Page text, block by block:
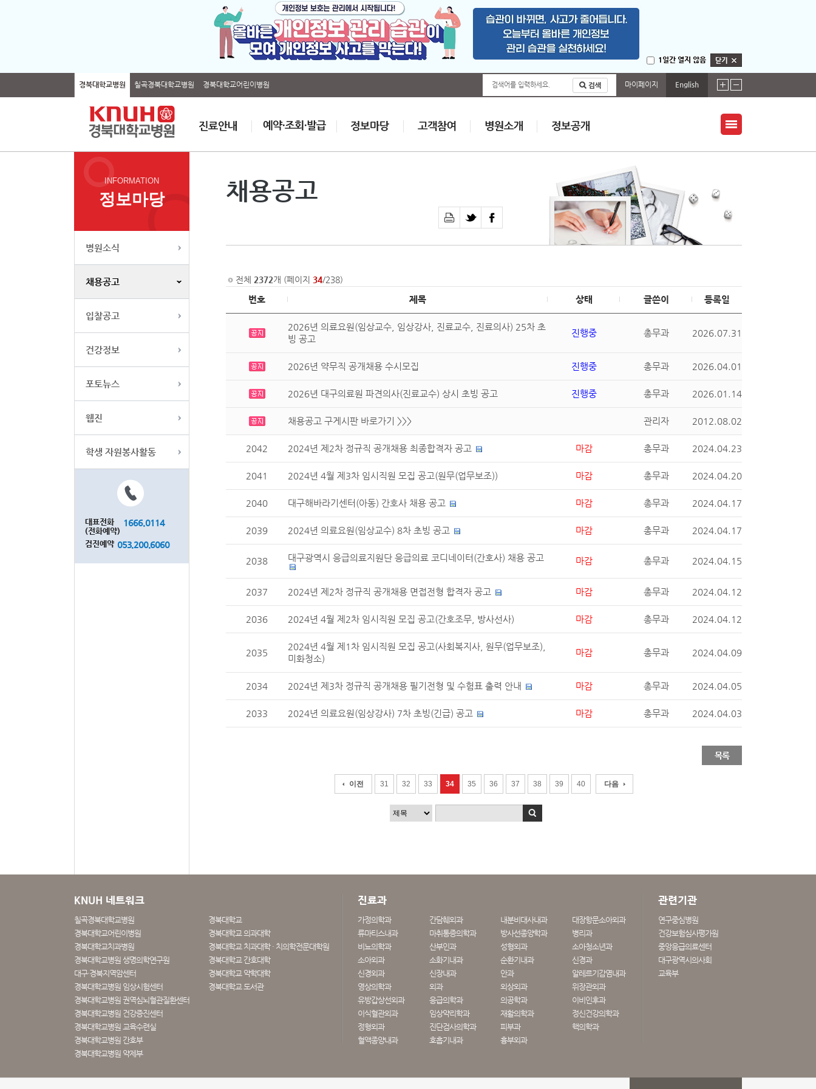
1일간 열지 않음
경북대학교병원 칠곡경북대학교병원 경북대학교어린이병원 검색어를 입력하세요. 마이페이지 English
INFORMATION
정보마당
병원소식
채용공고
입찰공고
건강정보
포토뉴스
웹진
학생 자원봉사활동
대표전화
(전화예약)
1666.0114
검진예약 053.200.6060
채용공고
전체 2372개 (페이지 34/238)
번호 제목 상태 글쓴이 등록일
2026년 의료요원(임상교수, 임상강사, 진료교수, 진료의사) 25차 초
빙 공고
진행중 총무과 2026.07.31
2026년 약무직 공개채용 수시모집 진행중 총무과 2026.04.01
2026년 대구의료원 파견의사(진료교수) 상시 초빙 공고 진행중 총무과 2026.01.14
채용공고 구게시판 바로가기 >>> 관리자 2012.08.02
2042 2024년 제2차 정규직 공개채용 최종합격자 공고 마감 총무과 2024.04.23
2041 2024년 4월 제3차 임시직원 모집 공고(원무(업무보조)) 마감 총무과 2024.04.20
2040 대구해바라기센터(아동) 간호사 채용 공고 마감 총무과 2024.04.17
2039 2024년 의료요원(임상교수) 8차 초빙 공고 마감 총무과 2024.04.17
2038 대구광역시 응급의료지원단 응급의료 코디네이터(간호사) 채용 공고 마감 총무과 2024.04.15
2037 2024년 제2차 정규직 공개채용 면접전형 합격자 공고 마감 총무과 2024.04.12
2036 2024년 4월 제2차 임시직원 모집 공고(간호조무, 방사선사) 마감 총무과 2024.04.12
2035
2024년 4월 제1차 임시직원 모집 공고(사회복지사, 원무(업무보조),
미화청소)
마감 총무과 2024.04.09
2034 2024년 제3차 정규직 공개채용 필기전형 및 수험표 출력 안내 마감 총무과 2024.04.05
2033 2024년 의료요원(임상강사) 7차 초빙(긴급) 공고 마감 총무과 2024.04.03
목록
이전 31 32 33 34 35 36 37 38 39 40 다음
KNUH 네트워크
칠곡경북대학교병원
경북대학교
경북대학교어린이병원
경북대학교 의과대학
경북대학교치과병원
경북대학교 치과대학 · 치의학전문대학원
경북대학교병원 생명의학연구원
경북대학교 간호대학
대구·경북지역암센터
경북대학교 약학대학
경북대학교병원 임상시험센터
경북대학교 도서관
경북대학교병원 권역심뇌혈관질환센터
경북대학교병원 건강증진센터
경북대학교병원 교육수련실
경북대학교병원 간호부
경북대학교병원 약제부
진료과
가정의학과 간담췌외과 내분비대사내과
대장항문소아외과
류마티스내과
마취통증의학과 방사선종양학과
병리과
비뇨의학과
산부인과 성형외과
소아청소년과
소아외과
소화기내과 순환기내과
신경과
신경외과
신장내과 안과
알레르기감염내과
영상의학과
외과 외상외과
위장관외과
유방갑상선외과
응급의학과 의공학과
이비인후과
이식혈관외과
임상약리학과 재활의학과
정신건강의학과
정형외과
진단검사의학과 피부과
핵의학과
혈액종양내과
호흡기내과 흉부외과
관련기관
연구중심병원
건강보험심사평가원
중앙응급의료센터
대구광역시의사회
교육부